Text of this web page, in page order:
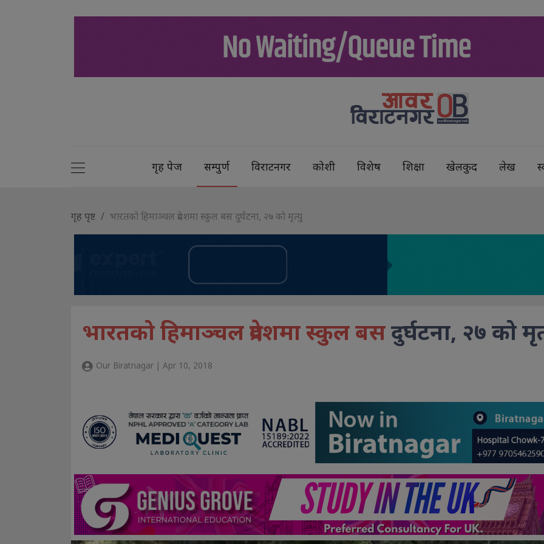
गृह पेज सम्पुर्ण विराटनगर कोशी विशेष शिक्षा खेलकुद लेख
गृह पृष्ट भारतको हिमाञ्चल प्रदेशमा स्कुल बस दुर्घटना, २७ को मृत्यु
भारतको हिमाञ्चल प्रदेशमा स्कुल बसदुर्घटना, २७ को
Our Biratnagar | Apr 10, 2018